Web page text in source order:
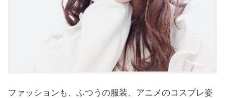
ファッションも、ふつうの服装、アニメのコスプレ姿